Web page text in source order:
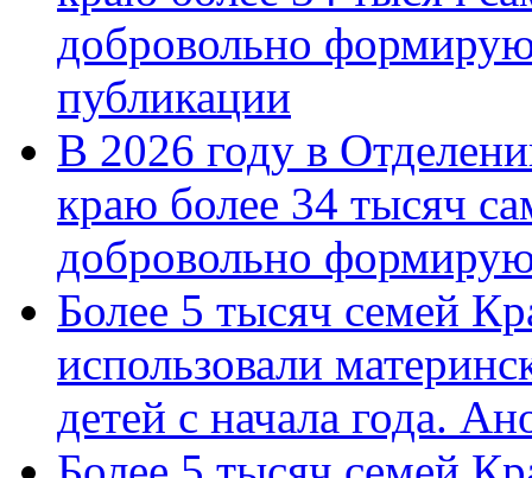
добровольно
публикации
В 2026 году в
краю более 34 тысяч
добровольно
Более 5 тысяч семей
использовали
детей с начала года.